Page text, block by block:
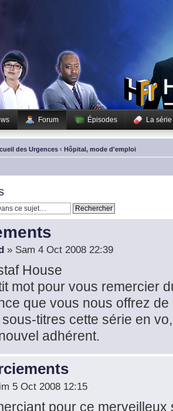
Forum Épisodes La série
des Urgences ‹ Hôpital, mode d'emploi
» Sam 4 Oct 2008 22:39
House
mot pour vous remercier
que vous nous offrez
titres cette série en
adhérent.
5 Oct 2008 12:15
pour ce merveilleux